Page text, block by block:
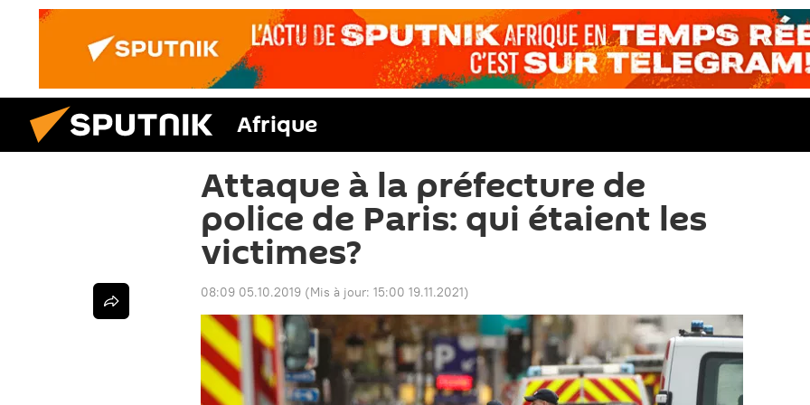
Afrique
Attaque à la préfecture de
police de Paris: qui étaient les
victimes?
08:09 05.10.2019 (Mis à jour: 15:00 19.11.2021)